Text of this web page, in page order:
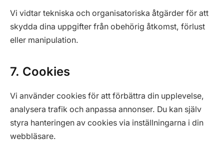
Vi vidtar tekniska och organisatoriska åtgärder för att
skydda dina uppgifter från obehörig åtkomst, förlust
eller manipulation.
7. Cookies
Vi använder cookies för att förbättra din upplevelse,
analysera trafik och anpassa annonser. Du kan själv
styra hanteringen av cookies via inställningarna i din
webbläsare.